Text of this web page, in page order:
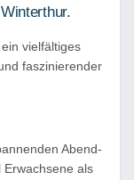
vielfältiges
faszinierender
Abend-
Erwachsene als